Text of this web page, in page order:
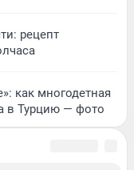
рецепт
как многодетная
в Турцию — фото